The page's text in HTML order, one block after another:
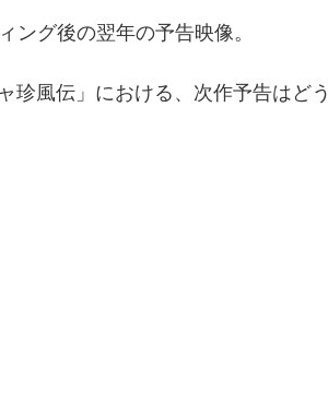
ング後の翌年の予告映像。
珍風伝」における、次作予告はどう